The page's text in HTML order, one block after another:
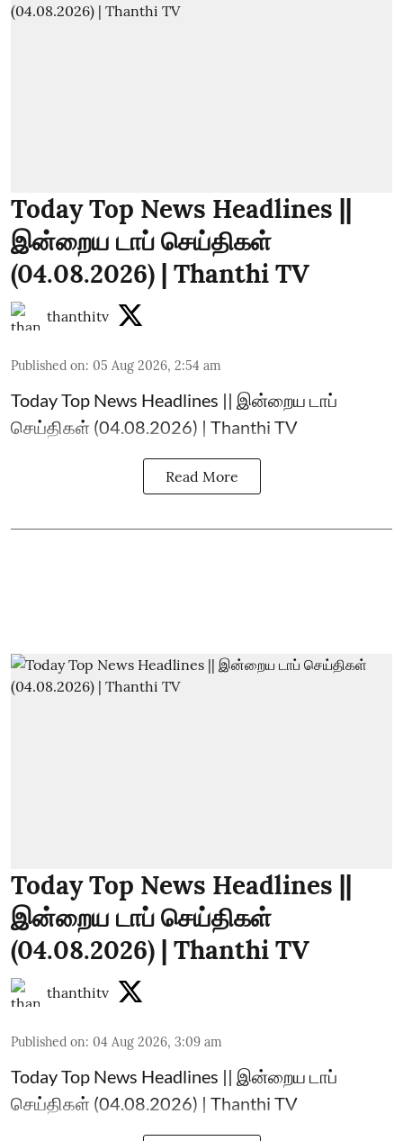
Today Top News Headlines ||
இன்றைய டாப் செய்திகள்
(04.08.2026) | Thanthi TV
thanthitv
Published on: 05 Aug 2026, 2:54 am
Today Top News Headlines || இன்றைய டாப்
செய்திகள் (04.08.2026) | Thanthi TV
Read More
Today Top News Headlines ||
இன்றைய டாப் செய்திகள்
(04.08.2026) | Thanthi TV
thanthitv
Published on: 04 Aug 2026, 3:09 am
Today Top News Headlines || இன்றைய டாப்
செய்திகள் (04.08.2026) | Thanthi TV